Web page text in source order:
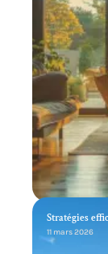
Stratégies
11 mars 2026